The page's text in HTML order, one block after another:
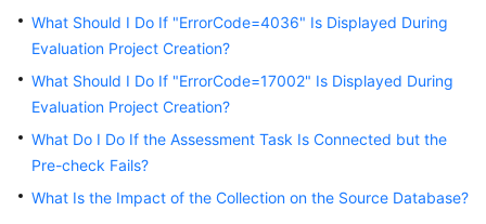
Reference
FAQs
Videos
General
What Should I Do If "ErrorCode=4036" Is Displayed During
Evaluation Project Creation?
What Should I Do If "ErrorCode=17002" Is Displayed During
Evaluation Project Creation?
What Do I Do If the Assessment Task Is Connected but the
Pre-check Fails?
What Is the Impact of the Collection on the Source Database?